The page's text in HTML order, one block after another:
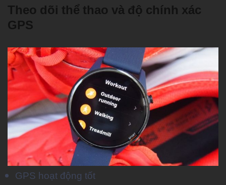
Theo dõi thể thao và độ chính xác
GPS
GPS hoạt động tốt